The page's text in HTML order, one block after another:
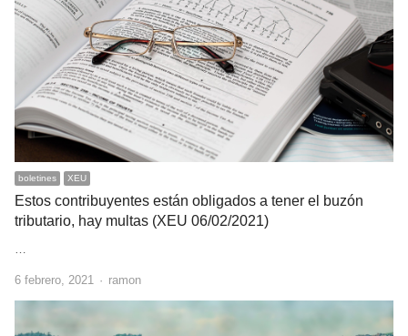
boletines XEU
Estos contribuyentes están obligados a tener el buzón
tributario, hay multas (XEU 06/02/2021)
6 febrero, 2021 Author
ramon